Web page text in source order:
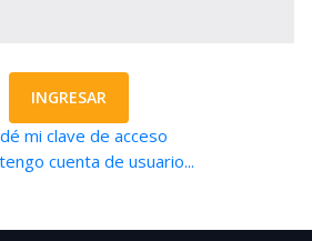
INGRESAR
mi clave de acceso
cuenta de usuario...